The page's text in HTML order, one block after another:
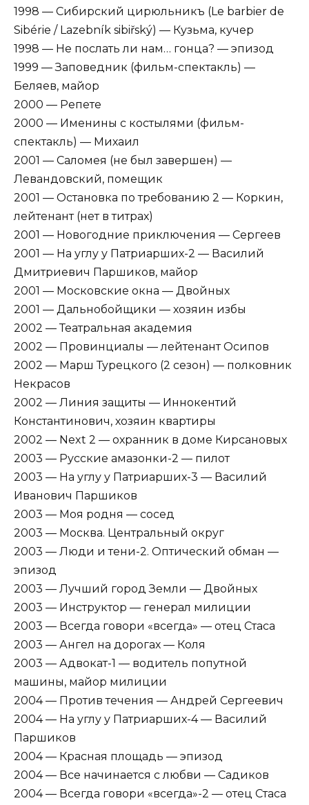
1998 — Сибирский цирюльникъ (Le barbier de
Sibérie / Lazebník sibiřský) — Кузьма, кучер
1998 — Не послать ли нам… гонца? — эпизод
1999 — Заповедник (фильм-спектакль) —
Беляев, майор
2000 — Репете
2000 — Именины с костылями (фильм-
спектакль) — Михаил
2001 — Саломея (не был завершен) —
Левандовский, помещик
2001 — Остановка по требованию 2 — Коркин,
лейтенант (нет в титрах)
2001 — Новогодние приключения — Сергеев
2001 — На углу у Патриарших-2 — Василий
Дмитриевич Паршиков, майор
2001 — Московские окна — Двойных
2001 — Дальнобойщики — хозяин избы
2002 — Театральная академия
2002 — Провинциалы — лейтенант Осипов
2002 — Марш Турецкого (2 сезон) — полковник
Некрасов
2002 — Линия защиты — Иннокентий
Константинович, хозяин квартиры
2002 — Next 2 — охранник в доме Кирсановых
2003 — Русские амазонки-2 — пилот
2003 — На углу у Патриарших-3 — Василий
Иванович Паршиков
2003 — Моя родня — сосед
2003 — Москва. Центральный округ
2003 — Люди и тени-2. Оптический обман —
эпизод
2003 — Лучший город Земли — Двойных
2003 — Инструктор — генерал милиции
2003 — Всегда говори «всегда» — отец Стаса
2003 — Ангел на дорогах — Коля
2003 — Адвокат-1 — водитель попутной
машины, майор милиции
2004 — Против течения — Андрей Сергеевич
2004 — На углу у Патриарших-4 — Василий
Паршиков
2004 — Красная площадь — эпизод
2004 — Все начинается с любви — Садиков
2004 — Всегда говори «всегда»-2 — отец Стаса